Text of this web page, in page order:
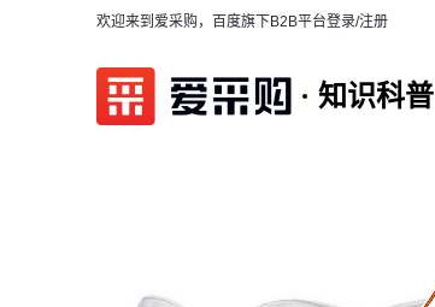
欢迎来到爱采购，百度旗下B2B平台登录/注册
知识科普